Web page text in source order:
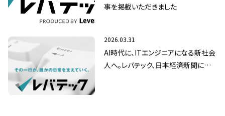
事を掲載いただきました
2026.03.31
AI時代に、ITエンジニアになる新社会
人へ。レバテック、日本経済新聞にてメ